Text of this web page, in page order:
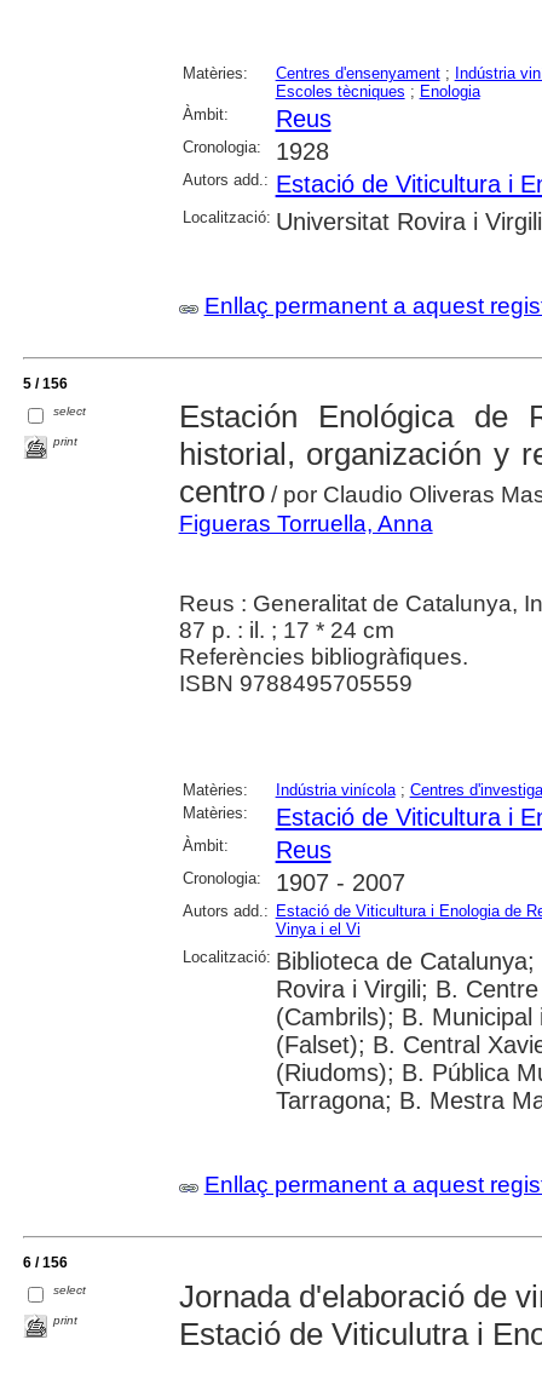
Matèries: Centres d'ensenyament; Indústria
Escoles tècniques ; Enologia
Àmbit:
Reus
Cronologia: 1928
Autors add.: Estació de Viticultura i
Localització: Universitat Rovira i Virgili
Enllaç permanent a aquest
5 / 156
select
print
Estación Enológica de
historial, organización y
centro/ por Claudio Oliveras
Figueras Torruella, Anna
Reus : Generalitat de Catalunya,
87 p. : il. ; 17 * 24 cm
Referències bibliogràfiques.
ISBN 9788495705559
Matèries: Indústria vinícola; Centres
Matèries:
Estació de Viticultura i
Àmbit: Reus
Cronologia: 1907 - 2007
Autors add.: Estació de Viticultura i Enologia de
Vinya i el Vi
Localització: Biblioteca de
Rovira i Virgili; B.
(Cambrils); B.
(Falset); B. Central
(Riudoms); B. Pública
Tarragona; B. Mestra
Enllaç permanent a aquest
6 / 156
select
print
Jornada d'elaboració de
Estació de Viticulutra i